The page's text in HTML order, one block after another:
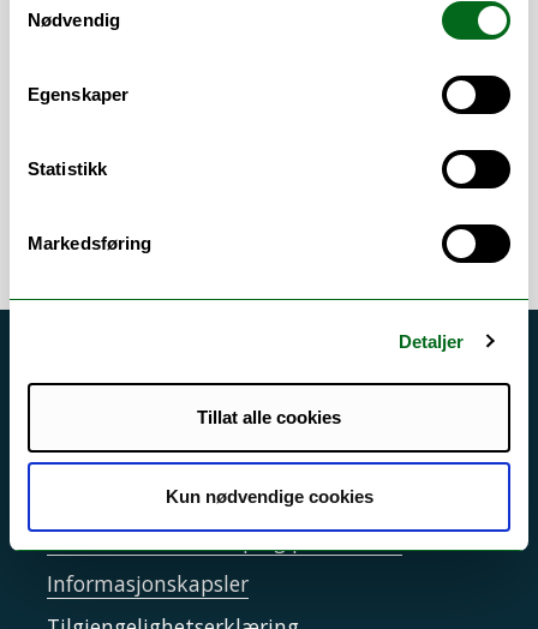
Nødvendig
Egenskaper
Statistikk
Markedsføring
Detaljer
Tillat alle cookies
Kun nødvendige cookies
Studieveiledning
Driftsmeldinger
Personvern ved UiT
Sikkerhet, beredskap og personvern
Informasjonskapsler